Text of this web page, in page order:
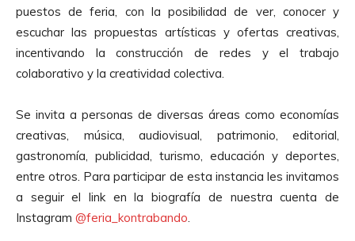
puestos de feria, con la posibilidad de ver, conocer y
escuchar las propuestas artísticas y ofertas creativas,
incentivando la construcción de redes y el trabajo
colaborativo y la creatividad colectiva.
Se invita a personas de diversas áreas como economías
creativas, música, audiovisual, patrimonio, editorial,
gastronomía, publicidad, turismo, educación y deportes,
entre otros. Para participar de esta instancia les invitamos
a seguir el link en la biografía de nuestra cuenta de
Instagram @feria_kontrabando